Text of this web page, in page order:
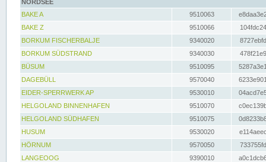
NORDSEE
BAKE A
9510063
BAKE Z
9510066
BORKUM FISCHERBALJE
9340020
BORKUM SÜDSTRAND
9340030
BÜSUM
9510095
DAGEBÜLL
9570040
EIDER-SPERRWERK AP
9530010
HELGOLAND BINNENHAFEN
9510070
HELGOLAND SÜDHAFEN
9510075
HUSUM
9530020
HÖRNUM
9570050
LANGEOOG
9390010